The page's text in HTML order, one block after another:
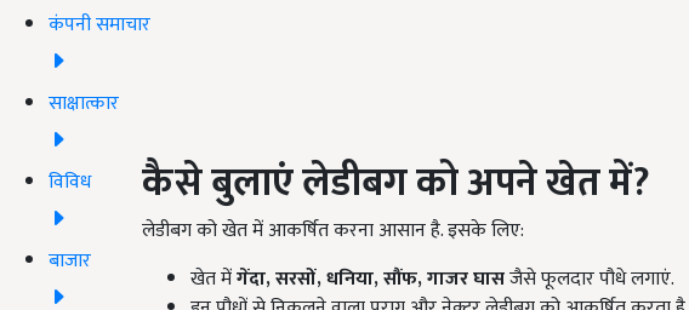
कंपनी समाचार
साक्षात्कार
विविध
बाजार
कैसे बुलाएं लेडीबग को अपने खेत में?
लेडीबग को खेत में आकर्षित करना आसान है. इसके लिए:
खेत मेंगेंदा,सरसों,धनिया,सौंफ,गाजर घासजैसे फूलदार पौधे लगाएं.